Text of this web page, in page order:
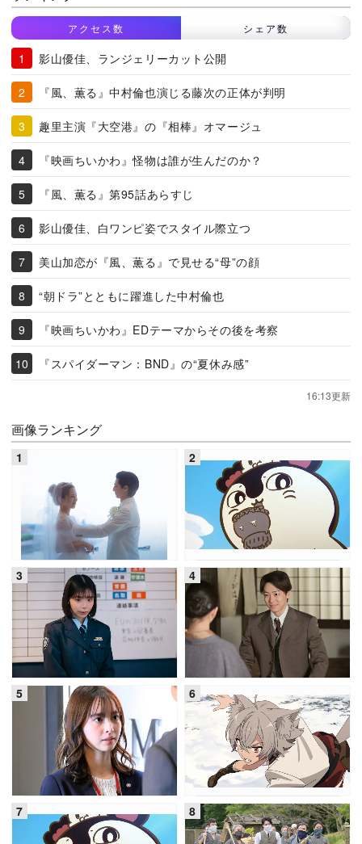
アクセス数 シェア数
影山優佳、ランジェリーカット公開
『風、薫る』中村倫也演じる藤次の正体が判明
趣里主演『大空港』の『相棒』オマージュ
『映画ちいかわ』怪物は誰が生んだのか？
『風、薫る』第95話あらすじ
影山優佳、白ワンピ姿でスタイル際立つ
美山加恋が『風、薫る』で見せる“母”の顔
“朝ドラ”とともに躍進した中村倫也
『映画ちいかわ』EDテーマからその後を考察
『スパイダーマン：BND』の“夏休み感”
16:13更新
画像ランキング